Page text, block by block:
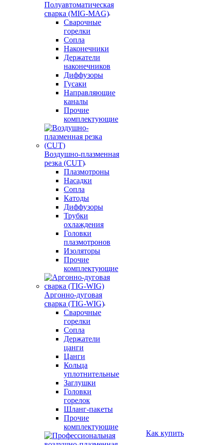
Полуавтоматическая
сварка (MIG-MAG)
Сварочные
горелки
Сопла
Наконечники
Держатели
наконечников
Диффузоры
Гусаки
Направляющие
каналы
Прочие
комплектующие
Воздушно-плазменная
резка (CUT)
Плазмотроны
Насадки
Сопла
Катоды
Диффузоры
Трубки
охлаждения
Головки
плазмотронов
Изоляторы
Прочие
комплектующие
Аргонно-дуговая
сварка (TIG-WIG)
Сварочные
горелки
Сопла
Держатели
цанги
Цанги
Кольца
уплотнительные
Заглушки
Головки
горелок
Шланг-пакеты
Прочие
комплектующие
Как купить